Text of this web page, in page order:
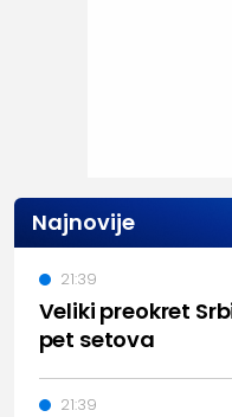
Najnovije
Veliki preokret
pet setova
21:39
21:39